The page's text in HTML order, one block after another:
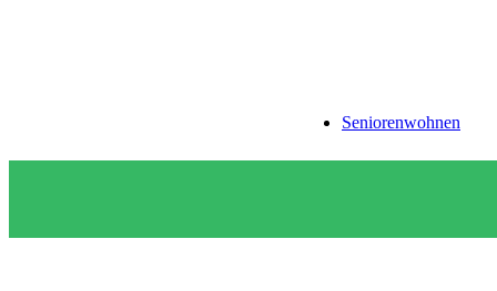
Seniorenwohnen